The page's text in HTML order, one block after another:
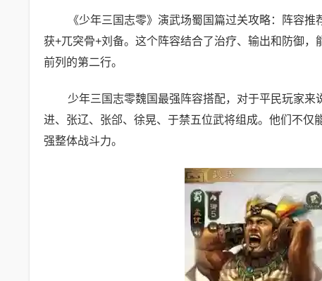
《少年三国志零》演武场蜀国篇过关攻略：阵容
获+兀突骨+刘备。这个阵容结合了治疗、输出和防御
前列的第二行。
少年三国志零魏国最强阵容搭配，对于平民玩家来
进、张辽、张郃、徐晃、于禁五位武将组成。他们不
强整体战斗力。